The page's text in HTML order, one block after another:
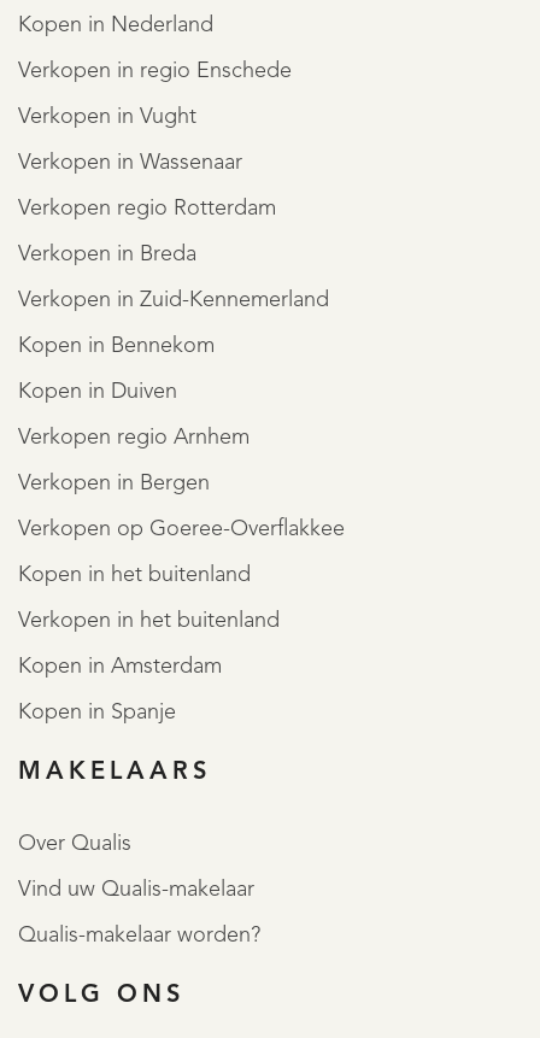
Kopen in Nederland
Verkopen in regio Enschede
Verkopen in Vught
Verkopen in Wassenaar
Verkopen regio Rotterdam
Verkopen in Breda
Verkopen in Zuid-Kennemerland
Kopen in Bennekom
Kopen in Duiven
Verkopen regio Arnhem
Verkopen in Bergen
Verkopen op Goeree-Overflakkee
Kopen in het buitenland
Verkopen in het buitenland
Kopen in Amsterdam
Kopen in Spanje
MAKELAARS
Over Qualis
Vind uw Qualis-makelaar
Qualis-makelaar worden?
VOLG ONS